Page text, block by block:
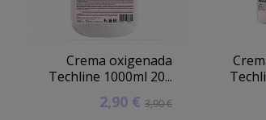
Crema oxigenada
Techline 1000ml 20...
2,90 €3,90 €